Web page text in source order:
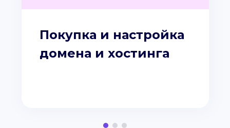
Покупка и настройка
домена и хостинга